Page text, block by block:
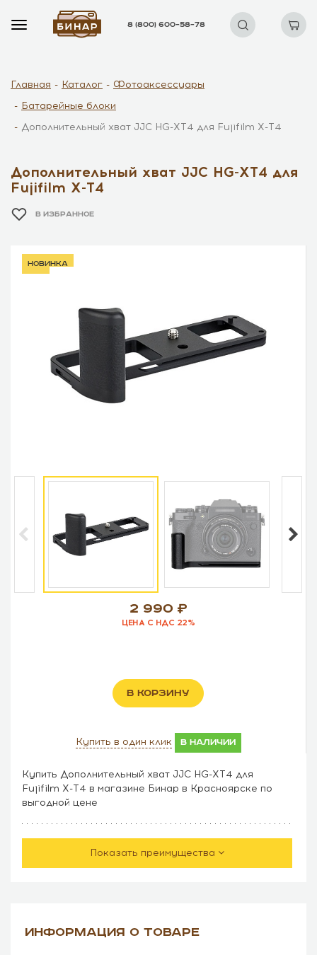
8 (800) 600–58–78
Главная Каталог
Фотоаксессуары
Батарейные блоки
Дополнительный хват JJC HG-XT4 для Fujifilm X-T4
Дополнительный хват JJC HG-XT4 для
Fujifilm X-T4
В ИЗБРАННОЕ
новинка
2 990
ЦЕНА С НДС 22%
В КОРЗИНУ
Купить в один клик в наличии
Купить Дополнительный хват JJC HG-XT4 для
Fujifilm X-T4 в магазине Бинар в Красноярске по
выгодной цене
Показать преимущества
ИНФОРМАЦИЯ О ТОВАРЕ